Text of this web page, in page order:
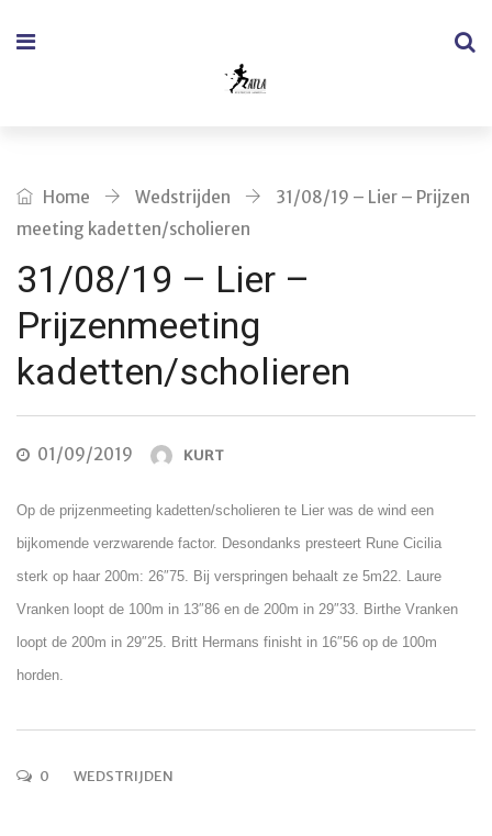
Home Wedstrijden
31/08/19 – Lier – Prijzen
meeting kadetten/scholieren
31/08/19 – Lier –
Prijzenmeeting
kadetten/scholieren
01/09/2019 KURT
Op de prijzenmeeting kadetten/scholieren te Lier was de wind een
bijkomende verzwarende factor. Desondanks presteert Rune Cicilia
sterk op haar 200m: 26″75. Bij verspringen behaalt ze 5m22. Laure
Vranken loopt de 100m in 13″86 en de 200m in 29″33. Birthe Vranken
loopt de 200m in 29″25. Britt Hermans finisht in 16″56 op de 100m
horden.
0 WEDSTRIJDEN